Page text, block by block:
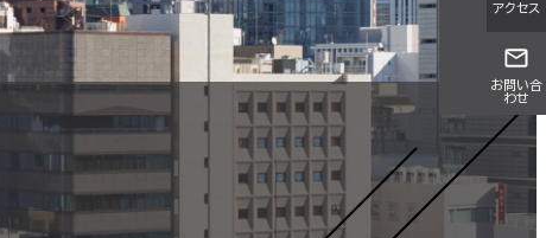
アクセス
お問い合
わせ